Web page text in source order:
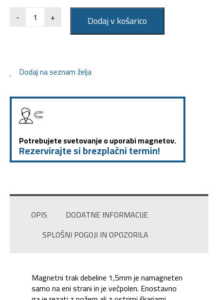
-
+ Dodaj v košarico
Dodaj na seznam želja
Potrebujete svetovanje o uporabi magnetov.
Rezervirajte si brezplačni termin!
OPIS
DODATNE INFORMACIJE
SPLOŠNI POGOJI IN OPOZORILA
Magnetni trak debeline 1,5mm je namagneten
samo na eni strani in je večpolen. Enostavno